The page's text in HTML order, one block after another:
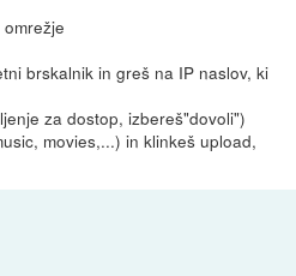
brskalnik in greš na IP naslov, ki
za dostop, izbereš"dovoli")
movies,...) in klinkeš upload,